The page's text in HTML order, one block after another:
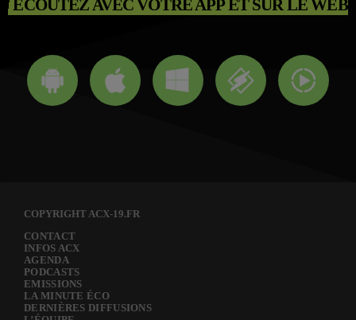
ÉCOUTEZ AVEC VOTRE APP ET SUR LE WEB
COPYRIGHT ACX-19.FR
CONTACT
INFOS ACX
AGENDA
PODCASTS
EMISSIONS
LA MINUTE ÉCO
DERNIÈRES DIFFUSIONS